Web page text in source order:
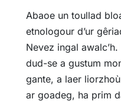
Abaoe un toullad
etnologour d’ur
Nevez ingal
dud-se a gustum
gante, a laer
ar goadeg, ha prim